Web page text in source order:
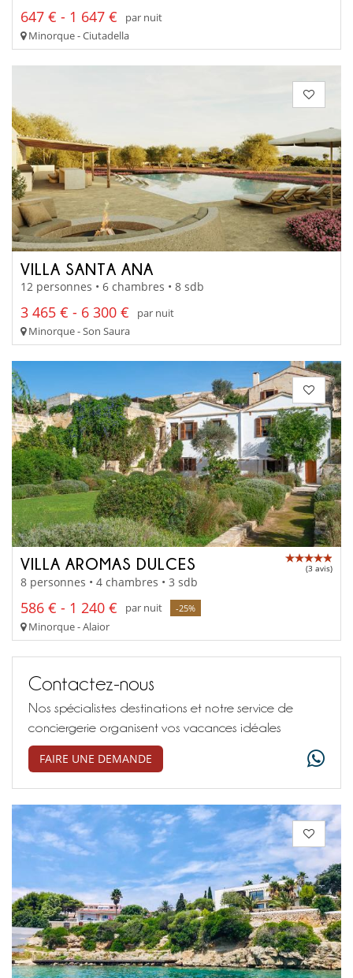
647 € - 1 647 €
par nuit
Minorque - Ciutadella
VILLA SANTA ANA
12 personnes • 6 chambres • 8 sdb
3 465 € - 6 300 €
par nuit
Minorque - Son Saura
VILLA AROMAS DULCES (3 avis)
8 personnes • 4 chambres • 3 sdb
586 € - 1 240 € par nuit -25%
Minorque - Alaior
Contactez-nous
Nos spécialistes destinations et notre service de
conciergerie organisent vos vacances idéales
FAIRE UNE DEMANDE